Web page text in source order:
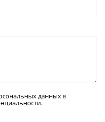
данных в
.